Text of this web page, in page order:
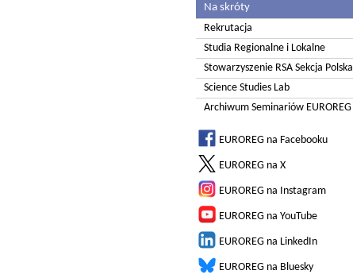
Na skróty
Rekrutacja
Studia Regionalne i Lokalne
Stowarzyszenie RSA Sekcja Polska
Science Studies Lab
Archiwum Seminariów EUROREG
EUROREG na Facebooku
EUROREG na X
EUROREG na Instagram
EUROREG na YouTube
EUROREG na LinkedIn
EUROREG na Bluesky